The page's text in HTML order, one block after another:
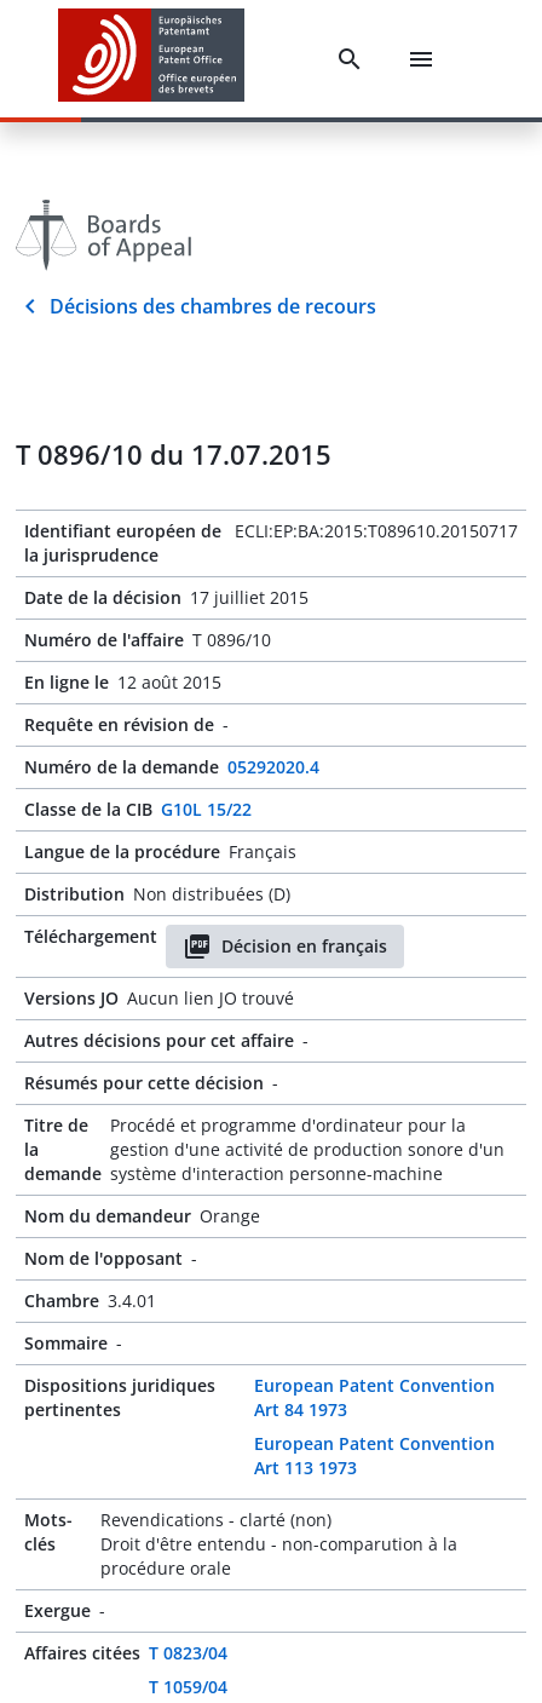
Décisions des chambres de recours
T 0896/10 du 17.07.2015
Identifiant européen de
la jurisprudence
ECLI:EP:BA:2015:T089610.20150717
Date de la décision 17 juilliet 2015
Numéro de l'affaire T 0896/10
En ligne le 12 août 2015
Requête en révision de -
Numéro de la demande 05292020.4
Classe de la CIB G10L 15/22
Langue de la procédure Français
Distribution Non distribuées (D)
Téléchargement
Décision en français
Versions JO Aucun lien JO trouvé
Autres décisions pour cet affaire -
Résumés pour cette décision -
Titre de
la
demande
Procédé et programme d'ordinateur pour la
gestion d'une activité de production sonore d'un
système d'interaction personne-machine
Nom du demandeur Orange
Nom de l'opposant -
Chambre 3.4.01
Sommaire -
Dispositions juridiques
pertinentes
European Patent Convention
Art 84 1973
European Patent Convention
Art 113 1973
Mots-
clés
Revendications - clarté (non)
Droit d'être entendu - non-comparution à la
procédure orale
Exergue -
Affaires citées T 0823/04
T 1059/04